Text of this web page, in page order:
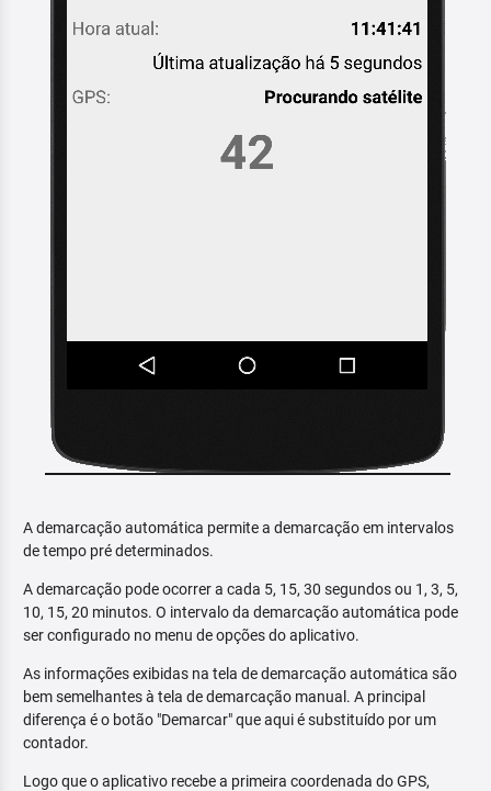
A demarcação automática permite a demarcação em intervalos
de tempo pré determinados.
A demarcação pode ocorrer a cada 5, 15, 30 segundos ou 1, 3, 5,
10, 15, 20 minutos. O intervalo da demarcação automática pode
ser configurado no menu de opções do aplicativo.
As informações exibidas na tela de demarcação automática são
bem semelhantes à tela de demarcação manual. A principal
diferença é o botão "Demarcar" que aqui é substituído por um
contador.
Logo que o aplicativo recebe a primeira coordenada do GPS,